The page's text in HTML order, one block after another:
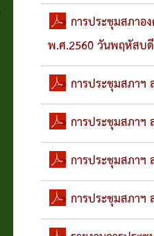
» การประชุมสภา
พ.ศ.2560 วันพฤหัสบ
» การประชุมสภา
» การประชุมสภา
» การประชุมสภา
» การประชุมสภา